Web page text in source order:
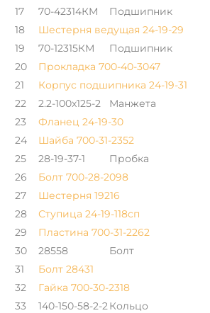
17
70-42314КМ
Подшипник
18
Шестерня ведущая 24-19-29
19
70-12315КМ
Подшипник
20
Прокладка 700-40-3047
21
Корпус подшипника 24-19-31
22
2.2-100x125-2
Манжета
23
Фланец 24-19-30
24
Шайба 700-31-2352
25
28-19-37-1
Пробка
26
Болт 700-28-2098
27
Шестерня 19216
28
Ступица 24-19-118сп
29
Пластина 700-31-2262
30
28558
Болт
31
Болт 28431
32
Гайка 700-30-2318
33
140-150-58-2-2Кольцо